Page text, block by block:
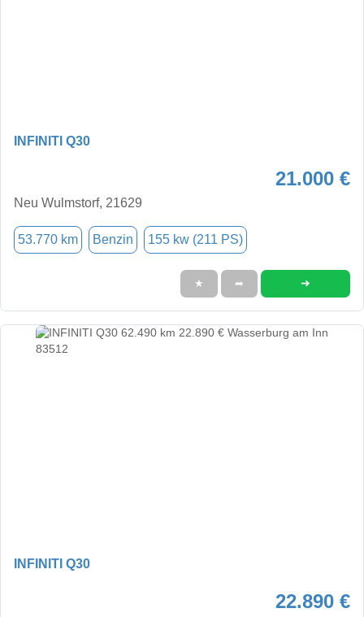
INFINITI Q30
21.000 €
Neu Wulmstorf, 21629
53.770 km Benzin 155 kw (211 PS)
★ ➦ ➜
INFINITI Q30
22.890 €